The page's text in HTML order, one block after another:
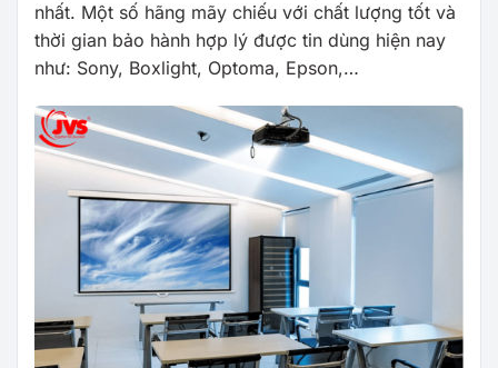
nhất. Một số hãng mãy chiếu với chất lượng tốt và
thời gian bảo hành hợp lý được tin dùng hiện nay
như: Sony, Boxlight, Optoma, Epson,…